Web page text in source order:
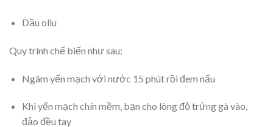
Dầu oliu
Quy trình chế biến như sau:
Ngâm yến mạch với nước 15 phút rồi đem nấu
Khi yến mạch chín mềm, bạn cho lòng đỏ trứng gà vào,
đảo đều tay